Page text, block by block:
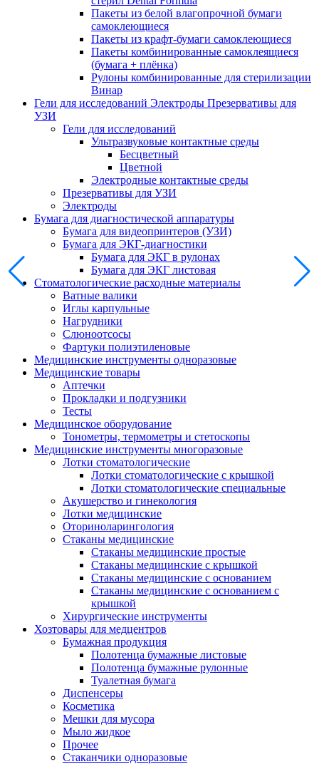
Пакеты из белой влагопрочной бумаги
самоклеющиеся
Пакеты из крафт-бумаги самоклеющиеся
Пакеты комбинированные самоклеящиеся
(бумага + плёнка)
Рулоны комбинированные для стерилизации
Винар
Гели для исследований Электроды Презервативы для
УЗИ
Гели для исследований
Ультразвуковые контактные среды
Бесцветный
Цветной
Электродные контактные среды
Презервативы для УЗИ
Электроды
Бумага для диагностической аппаратуры
Бумага для видеопринтеров (УЗИ)
Бумага для ЭКГ-диагностики
Бумага для ЭКГ в рулонах
Бумага для ЭКГ листовая
Стоматологические расходные материалы
Ватные валики
Иглы карпульные
Нагрудники
Слюноотсосы
Фартуки полиэтиленовые
Медицинские инструменты одноразовые
Медицинские товары
Аптечки
Прокладки и подгузники
Тесты
Медицинское оборудование
Тонометры, термометры и стетоскопы
Медицинские инструменты многоразовые
Лотки стоматологические
Лотки стоматологические с крышкой
Лотки стоматологические специальные
Акушерство и гинекология
Лотки медицинские
Оториноларингология
Стаканы медицинские
Стаканы медицинские простые
Стаканы медицинские с крышкой
Стаканы медицинские с основанием
Стаканы медицинские с основанием с
крышкой
Хирургические инструменты
Хозтовары для медцентров
Бумажная продукция
Полотенца бумажные листовые
Полотенца бумажные рулонные
Туалетная бумага
Диспенсеры
Косметика
Мешки для мусора
Мыло жидкое
Прочее
Стаканчики одноразовые